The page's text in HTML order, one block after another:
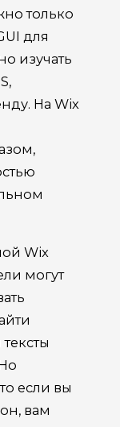
только
для
изучать
На Wix
Wix
могут
если вы
вам